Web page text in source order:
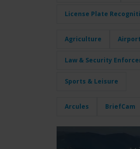
License Plate
Agriculture
Law & Security
Sports & Leisure
Arcules BriefCam